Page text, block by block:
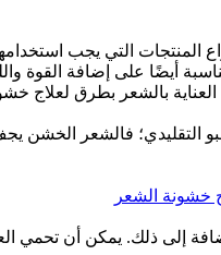
المنتجات التي يجب
أيضًا على إضافة القوة
بالشعر بطرق لعلاج
التقليدي؛ فالشعر الخشن
إلى ذلك. يمكن أن